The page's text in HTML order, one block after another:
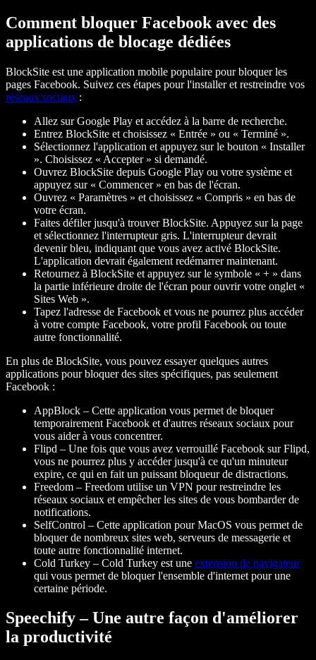
Comment bloquer Facebook avec des
applications de blocage dédiées
BlockSite est une application mobile populaire pour bloquer les
pages Facebook. Suivez ces étapes pour l'installer et restreindre vos
réseaux sociaux :
Allez sur Google Play et accédez à la barre de recherche.
Entrez BlockSite et choisissez « Entrée » ou « Terminé ».
Sélectionnez l'application et appuyez sur le bouton « Installer
». Choisissez « Accepter » si demandé.
Ouvrez BlockSite depuis Google Play ou votre système et
appuyez sur « Commencer » en bas de l'écran.
Ouvrez « Paramètres » et choisissez « Compris » en bas de
votre écran.
Faites défiler jusqu'à trouver BlockSite. Appuyez sur la page
et sélectionnez l'interrupteur gris. L'interrupteur devrait
devenir bleu, indiquant que vous avez activé BlockSite.
L'application devrait également redémarrer maintenant.
Retournez à BlockSite et appuyez sur le symbole « + » dans
la partie inférieure droite de l'écran pour ouvrir votre onglet «
Sites Web ».
Tapez l'adresse de Facebook et vous ne pourrez plus accéder
à votre compte Facebook, votre profil Facebook ou toute
autre fonctionnalité.
En plus de BlockSite, vous pouvez essayer quelques autres
applications pour bloquer des sites spécifiques, pas seulement
Facebook :
AppBlock – Cette application vous permet de bloquer
temporairement Facebook et d'autres réseaux sociaux pour
vous aider à vous concentrer.
Flipd – Une fois que vous avez verrouillé Facebook sur Flipd,
vous ne pourrez plus y accéder jusqu'à ce qu'un minuteur
expire, ce qui en fait un puissant bloqueur de distractions.
Freedom – Freedom utilise un VPN pour restreindre les
réseaux sociaux et empêcher les sites de vous bombarder de
notifications.
SelfControl – Cette application pour MacOS vous permet de
bloquer de nombreux sites web, serveurs de messagerie et
toute autre fonctionnalité internet.
Cold Turkey – Cold Turkey est une extension de navigateur
qui vous permet de bloquer l'ensemble d'internet pour une
certaine période.
Speechify – Une autre façon d'améliorer
la productivité